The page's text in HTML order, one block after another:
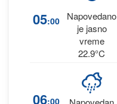
05:00
Napovedano
je jasno
vreme
22.9°C
06:00